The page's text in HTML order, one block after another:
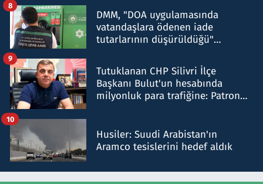
DMM, "DOA uygulamasında
vatandaşlara ödenen iade
tutarlarının düşürüldüğü"
8
Tutuklanan CHP Silivri İlçe
Başkanı Bulut'un hesabında
milyonluk para trafiğine: Patron
9
Husiler: Suudi Arabistan'ın
Aramco tesislerini hedef aldık
10